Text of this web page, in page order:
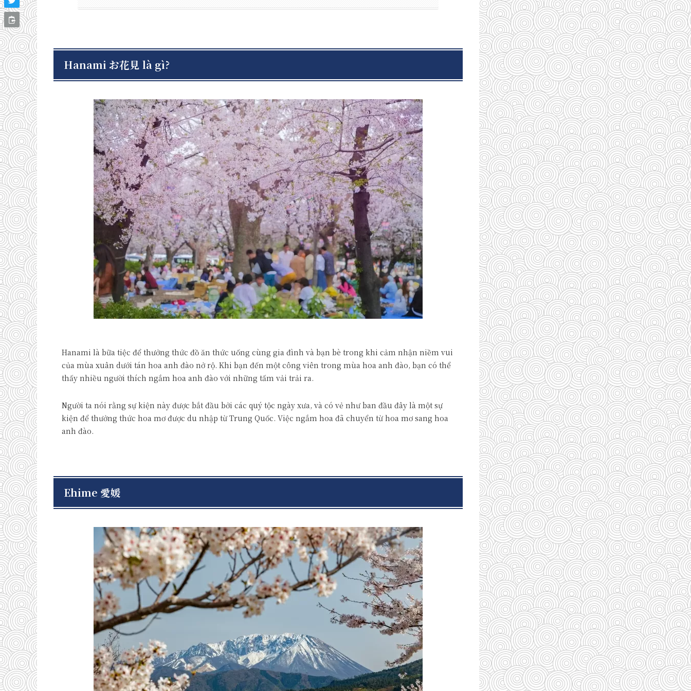
Hanami お花見 là gì?
Hanami là bữa tiệc để thưởng thức đồ ăn thức uống cùng gia đình và bạn bè trong khi cảm nhận niềm vui
của mùa xuân dưới tán hoa anh đào nở rộ. Khi bạn đến một công viên trong mùa hoa anh đào, bạn có thể
thấy nhiều người thích ngắm hoa anh đào với những tấm vải trải ra.
Người ta nói rằng sự kiện này được bắt đầu bởi các quý tộc ngày xưa, và có vẻ như ban đầu đây là một sự
kiện để thưởng thức hoa mơ được du nhập từ Trung Quốc. Việc ngắm hoa đã chuyển từ hoa mơ sang hoa
anh đào.
Ehime 愛媛